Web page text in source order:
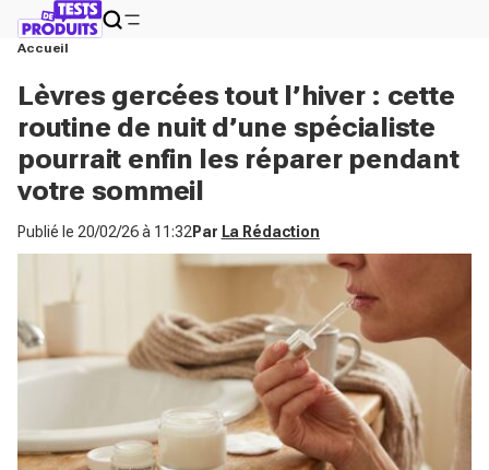
Accueil
Lèvres gercées tout l’hiver : cette
routine de nuit d’une spécialiste
pourrait enfin les réparer pendant
votre sommeil
Publié le 20/02/26 à 11:32 Par La Rédaction